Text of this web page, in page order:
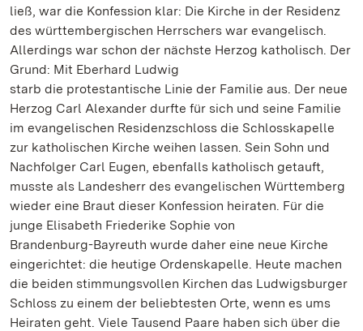
ließ, war die Konfession klar: Die Kirche in der Residenz
des württembergischen Herrschers war evangelisch.
Allerdings war schon der nächste Herzog katholisch. Der
Grund: Mit Eberhard Ludwig
starb die protestantische Linie der Familie aus. Der neue
Herzog Carl Alexander durfte für sich und seine Familie
im evangelischen Residenzschloss die Schlosskapelle
zur katholischen Kirche weihen lassen. Sein Sohn und
Nachfolger Carl Eugen, ebenfalls katholisch getauft,
musste als Landesherr des evangelischen Württemberg
wieder eine Braut dieser Konfession heiraten. Für die
junge Elisabeth Friederike Sophie von
Brandenburg-Bayreuth wurde daher eine neue Kirche
eingerichtet: die heutige Ordenskapelle. Heute machen
die beiden stimmungsvollen Kirchen das Ludwigsburger
Schloss zu einem der beliebtesten Orte, wenn es ums
Heiraten geht. Viele Tausend Paare haben sich über die